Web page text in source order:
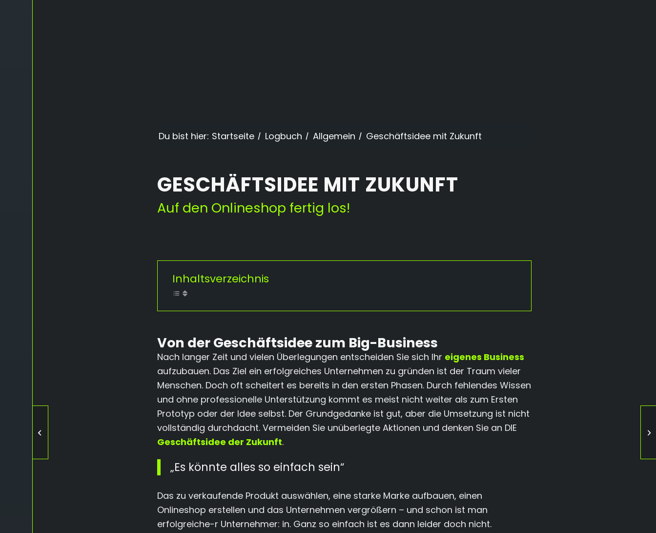
Du bist hier: Startseite / Logbuch / Allgemein / Geschäftsidee mit Zukunft
GESCHÄFTSIDEE MIT ZUKUNFT
Auf den Onlineshop fertig los!
Inhaltsverzeichnis
Von der Geschäftsidee zum Big-Business
Nach langer Zeit und vielen Überlegungen entscheiden Sie sich Ihr eigenes Business
aufzubauen. Das Ziel ein erfolgreiches Unternehmen zu gründen ist der Traum vieler
Menschen. Doch oft scheitert es bereits in den ersten Phasen. Durch fehlendes Wissen
und ohne professionelle Unterstützung kommt es meist nicht weiter als zum Ersten
Prototyp oder der Idee selbst. Der Grundgedanke ist gut, aber die Umsetzung ist nicht
vollständig durchdacht. Vermeiden Sie unüberlegte Aktionen und denken Sie an DIE
Geschäftsidee der Zukunft.
„Es könnte alles so einfach sein“
Das zu verkaufende Produkt auswählen, eine starke Marke aufbauen, einen
Onlineshop erstellen und das Unternehmen vergrößern – und schon ist man
erfolgreiche-r Unternehmer: in. Ganz so einfach ist es dann leider doch nicht.